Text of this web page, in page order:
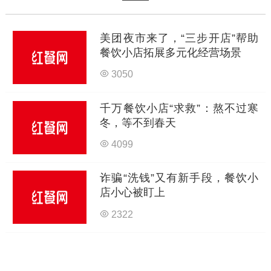
美团夜市来了，“三步开店”帮助
餐饮小店拓展多元化经营场景
3050
千万餐饮小店“求救”：熬不过寒
冬，等不到春天
4099
诈骗“洗钱”又有新手段，餐饮小
店小心被盯上
2322